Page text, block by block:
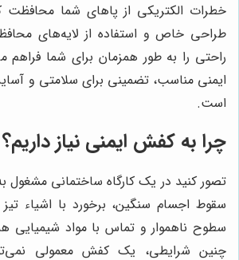
خطرات الکتریکی از پاهای شما محافظت
طراحی خاص و استفاده از لایه‌های
راحتی را به طور همزمان برای شما
ایمنی مناسب، تضمینی برای سلامتی و
است.
چرا به کفش ایمنی نیاز داریم؟
تصور کنید در یک کارگاه ساختمانی مشغول
سقوط اجسام سنگین، برخورد با اشیاء
سطوح ناهموار و تماس با مواد شیمیایی
چنین شرایطی، یک کفش معمولی